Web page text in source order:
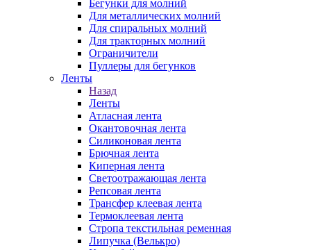
Бегунки для молний
Для металлических молний
Для спиральных молний
Для тракторных молний
Ограничители
Пуллеры для бегунков
Ленты
Назад
Ленты
Атласная лента
Окантовочная лента
Силиконовая лента
Брючная лента
Киперная лента
Светоотражающая лента
Репсовая лента
Трансфер клеевая лента
Термоклеевая лента
Стропа текстильная ременная
Липучка (Велькро)